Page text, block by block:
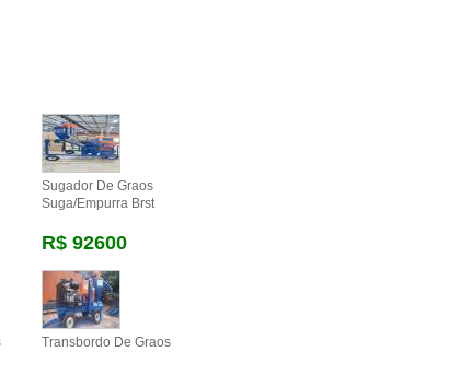
Sugador De Graos
Suga/empurra Brst
R$ 92600
Transbordo De Graos